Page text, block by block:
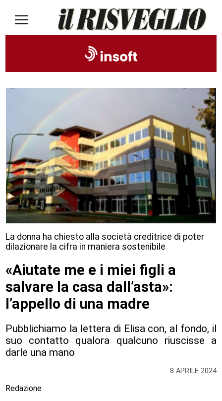
8 APRILE 2024
La donna ha chiesto alla società creditrice di poter
dilazionare la cifra in maniera sostenibile
«Aiutate me e i miei figli a
salvare la casa dall’asta»:
l’appello di una madre
Pubblichiamo la lettera di Elisa con, al fondo, il
suo contatto qualora qualcuno riuscisse a
darle una mano
Redazione